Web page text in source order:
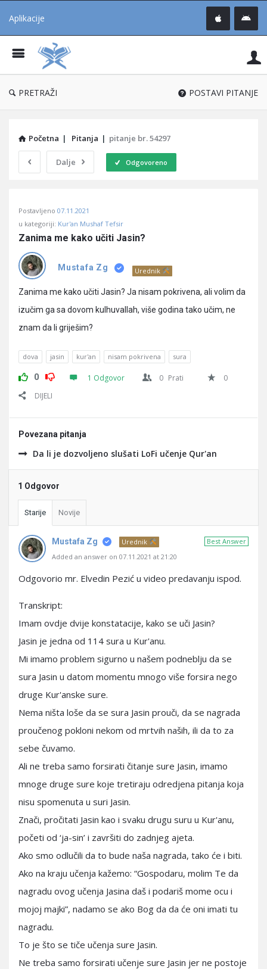
Aplikacije
®
PRETRAŽI POSTAVI PITANJE
Početna | Pitanja | pitanje br. 54297
Dalje Odgovoreno
Učene
Latest
Pitanja
Postavljeno 07.11.2021
u kategoriji: Kur'an Mushaf Tefsir
Zanima me kako učiti Jasin?
Mustafa Zg Urednik
Zanima me kako učiti Jasin? Ja nisam pokrivena, ali volim da
izučim ga sa dovom kulhuvallah, više godina tako učim, ne
znam da li griješim?
dova jasin kur'an nisam pokrivena sura
0 1 Odgovor 0 Prati
0
DIJELI
Povezana pitanja
Da li je dozvoljeno slušati LoFi učenje Qur'an
1 Odgovor
Starije Novije
Best Answer
Mustafa Zg
Urednik
Added an answer on 07.11.2021 at 21:20
Odgovorio mr. Elvedin Pezić u video predavanju ispod.
Transkript:
Imam ovdje dvije konstatacije, kako se uči Jasin?
Jasin je jedna od 114 sura u Kur'anu.
Mi imamo problem sigurno u našem podneblju da se
sura Jasin u datom momentu mnogo više forsira nego
druge Kur'anske sure.
Nema ništa loše da se sura Jasin prouči, da se nagrada
proučenog pokloni nekom od mrtvih naših, ili da to za
sebe čuvamo.
Ali ne treba samo forsirati čitanje sure Jasin, imamo
mnoge druge sure koje tretiraju odredjena pitanja koja
nisu spomenuta u suri Jasin.
Znači, pročitati Jasin kao i svaku drugu suru u Kur'anu,
početi od ‘ja-sin’ i završiti do zadnjeg ajeta.
Ako smo odlučili da to bude naša nagrada, tako će i biti.
Ako na kraju učenja kažemo: “Gospodaru, molim Te da
nagradu ovog učenja Jasina daš i podariš mome ocu i
mojoj majki”, nadamo se ako Bog da da će oni imati tu
nagradu.
To je što se tiče učenja sure Jasin.
Ne treba samo forsirati učenje sure Jasin jer ne postoje